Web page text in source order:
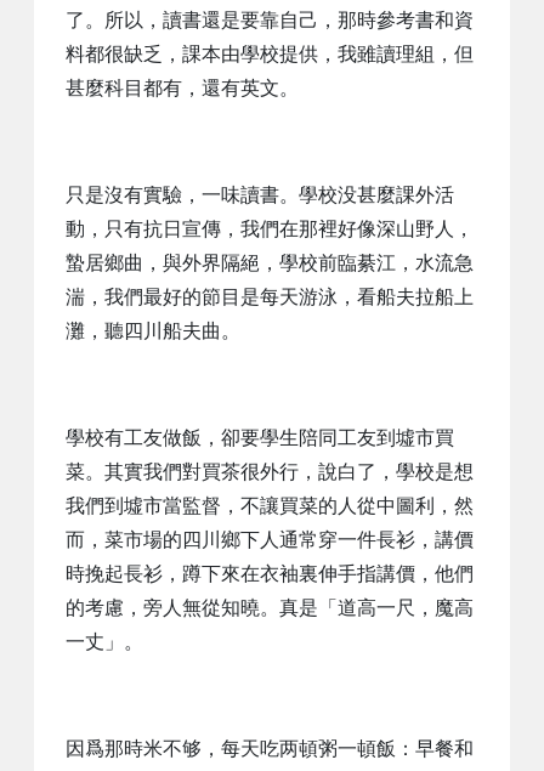
了。所以，讀書還是要靠自己，那時參考書和資
料都很缺乏，課本由學校提供，我雖讀理組，但
甚麼科目都有，還有英文。
只是沒有實驗，一味讀書。學校没甚麼課外活
動，只有抗日宣傳，我們在那裡好像深山野人，
蟄居鄉曲，與外界隔絕，學校前臨綦江，水流急
湍，我們最好的節目是每天游泳，看船夫拉船上
灘，聽四川船夫曲。
學校有工友做飯，卻要學生陪同工友到墟市買
菜。其實我們對買茶很外行，說白了，學校是想
我們到墟市當監督，不讓買菜的人從中圖利，然
而，菜市場的四川鄉下人通常穿一件長衫，講價
時挽起長衫，蹲下來在衣袖裏伸手指講價，他們
的考慮，旁人無從知曉。真是「道高一尺，魔高
一丈」。
因爲那時米不够，每天吃两頓粥一頓飯：早餐和